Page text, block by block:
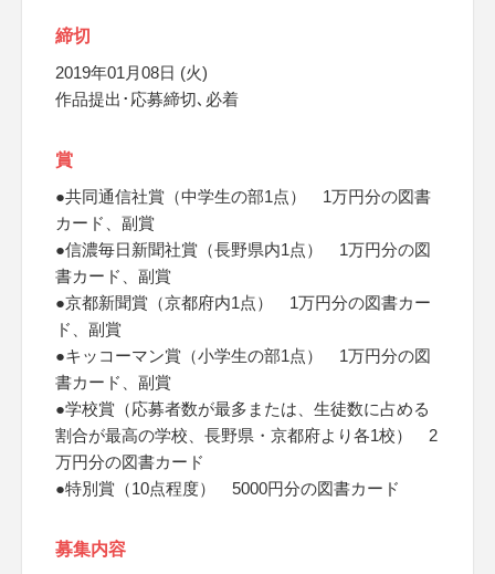
締切
2019年01月08日 (火)
作品提出･応募締切､必着
賞
●共同通信社賞（中学生の部1点） 1万円分の図書
カード、副賞
●信濃毎日新聞社賞（長野県内1点） 1万円分の図
書カード、副賞
●京都新聞賞（京都府内1点） 1万円分の図書カー
ド、副賞
●キッコーマン賞（小学生の部1点） 1万円分の図
書カード、副賞
●学校賞（応募者数が最多または、生徒数に占める
割合が最高の学校、長野県・京都府より各1校） 2
万円分の図書カード
●特別賞（10点程度） 5000円分の図書カード
募集内容